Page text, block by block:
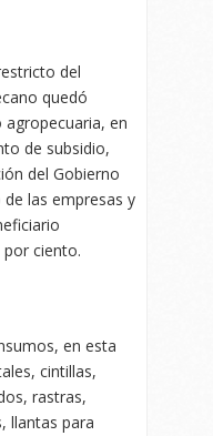
del
quedó
en
de subsidio,
del Gobierno
las empresas y
ciento.
en esta
cintillas,
rastras,
llantas para